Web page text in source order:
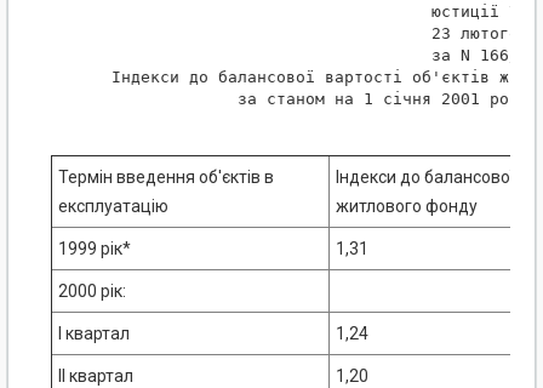
юстиції
23 лютого
за N 166/
Індекси до балансової вартості об'єктів
                  за станом на 1 січня 2001 року
Термін введення об'єктів в
експлуатацію
Індекси до балансової
житлового фонду
1999 рік* 1,31
2000 рік:
I квартал 1,24
II квартал 1,20